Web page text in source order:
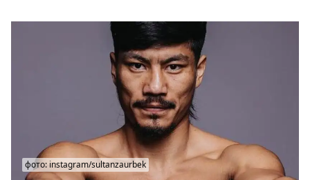
фото: instagram/sultanzaurbek